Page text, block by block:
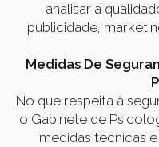
analisar a
publicidade,
Medidas De
No que respeita à
o Gabinete de
medidas técnicas